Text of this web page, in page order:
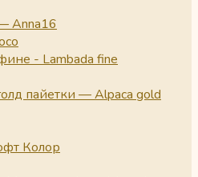
Anna16
- Lambada fine
пайетки — Alpaca gold
Колор